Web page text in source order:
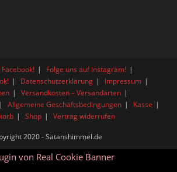
Folge uns auf Instagram!
Datenschutzerklärung
Impressum
Versandkosten – Versandarten
Allgemeine Geschäftsbedingungen
Kasse
Shop Vertrag widerrufen
2020 - Satanshimmel.de
von Real Cookie Banner